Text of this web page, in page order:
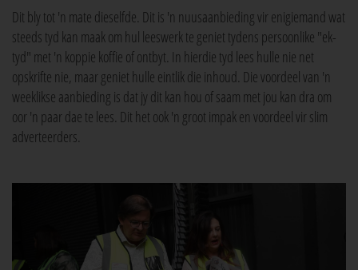
Dit bly tot 'n mate dieselfde. Dit is 'n nuusaanbieding vir enigiemand wat
steeds tyd kan maak om hul leeswerk te geniet tydens persoonlike "ek-
tyd" met 'n koppie koffie of ontbyt. In hierdie tyd lees hulle nie net
opskrifte nie, maar geniet hulle eintlik die inhoud. Die voordeel van 'n
weeklikse aanbieding is dat jy dit kan hou of saam met jou kan dra om
oor 'n paar dae te lees. Dit het ook 'n groot impak en voordeel vir slim
adverteerders.